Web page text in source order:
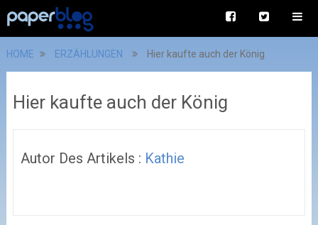
HOME ERZÄHLUNGEN Hier kaufte auch der König
Hier kaufte auch der König
Autor Des Artikels : Kathie